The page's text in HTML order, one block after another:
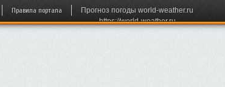
Правила портала
Прогноз погоды world-weather.ru
https://world-weather.ru